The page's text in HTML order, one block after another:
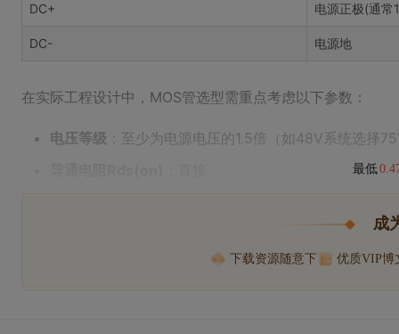
DC+ 电源正极(通常
DC- 电源地
在实际工程设计中，MOS管选型需重点考虑以下参数：
电压等级 ：至少为电源电压的1.5倍（如48V系统选择
最低
成
下载资源随意下 优质VIP博